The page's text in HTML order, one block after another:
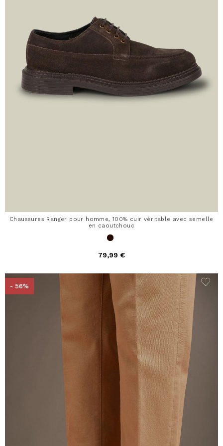
Chaussures Ranger pour homme, 100% cuir véritable avec semelle
en caoutchouc
79,99 €
- 56%